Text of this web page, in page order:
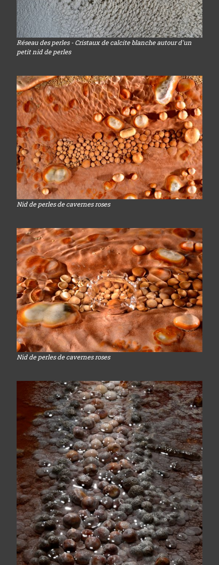
Réseau des perles - Cristaux de calcite blanche autour d'un
petit nid de perles
Nid de perles de cavernes roses
Nid de perles de cavernes roses